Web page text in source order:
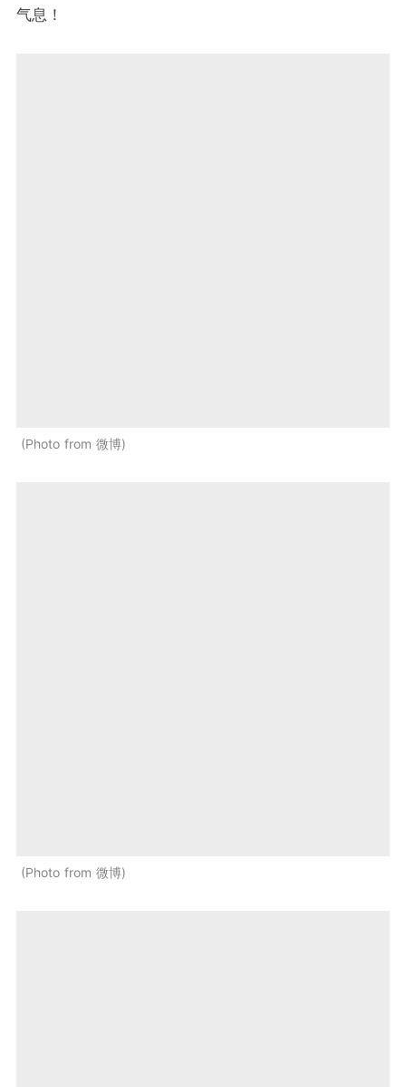
气息！
Photo from 微博
Photo from 微博